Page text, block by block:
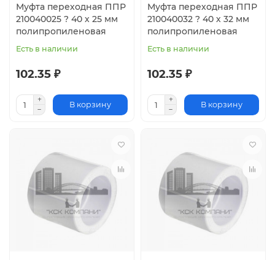
Муфта переходная ППР
210040025 ? 40 х 25 мм
полипропиленовая
Есть в наличии
102.35 ₽
В корзину
Муфта переходная ППР
210040032 ? 40 х 32 мм
полипропиленовая
Есть в наличии
102.35 ₽
В корзину